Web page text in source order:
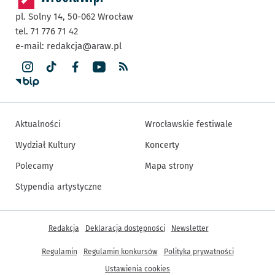
pl. Solny 14, 50-062 Wrocław
tel. 71 776 71 42
e-mail: redakcja@araw.pl
Aktualności
Wydział Kultury
Polecamy
Stypendia artystyczne
Wrocławskie festiwale
Koncerty
Mapa strony
Inne informacje
Redakcja Deklaracja dostępności Newsletter
Regulamin Regulamin konkursów
Polityka prywatności
Ustawienia cookies